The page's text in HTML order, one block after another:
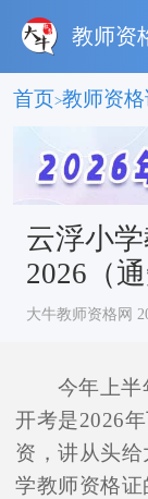
教师资
首页>教师资
云浮小
2026（通
大牛教师资格网
今年上半
开考是2026
资，讲从头
学教师资格证